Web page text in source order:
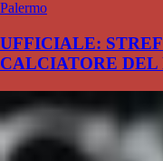
Palermo
UFFICIALE:
CALCIATORE DEL